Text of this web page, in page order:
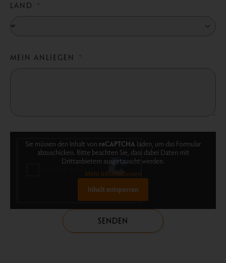
LAND
MEIN ANLIEGEN
Sie müssen den Inhalt von reCAPTCHA laden, um das Formular
abzuschicken. Bitte beachten Sie, dass dabei Daten mit
Drittanbietern ausgetauscht werden.
Mehr Informationen
Inhalt entsperren
SENDEN